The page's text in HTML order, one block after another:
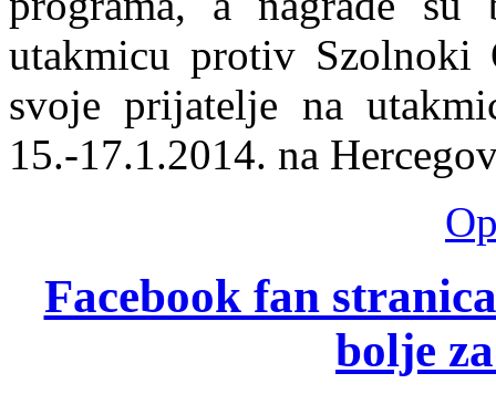
utakmicu protiv
svoje prijatelje na
15.-17.1.2014. na
Facebook fan
bolje